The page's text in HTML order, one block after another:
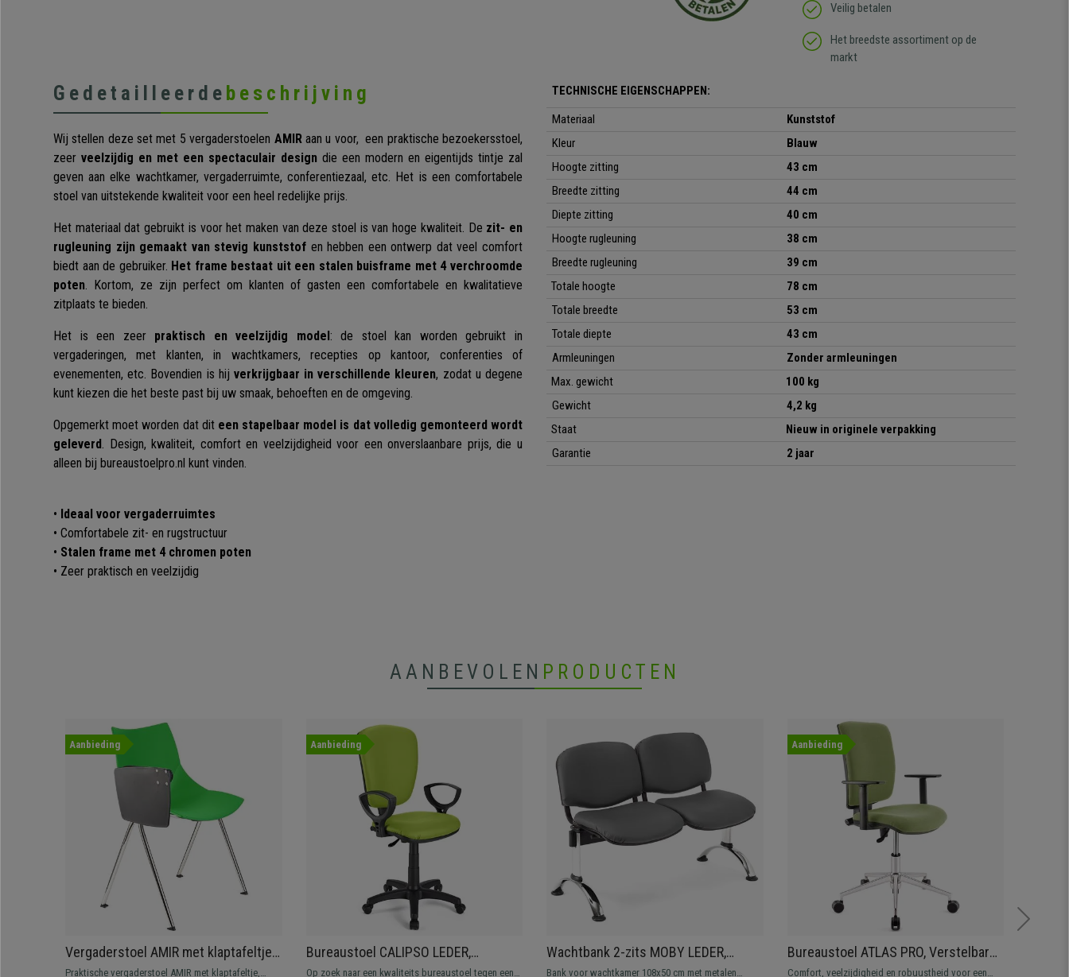
Veilig betalen
Het breedste assortiment op de
markt
Gedetailleerde beschrijving
Wij stellen deze set met 5 vergaderstoelen AMIRaan u voor, een praktische bezoekersstoel,
zeer veelzijdig en met een spectaculair design die een modern en eigentijds tintje zal
geven aan elke wachtkamer, vergaderruimte, conferentiezaal, etc. Het is een comfortabele
stoel van uitstekende kwaliteit voor een heel redelijke prijs.
Het materiaal dat gebruikt is voor het maken van deze stoel is van hoge kwaliteit. De zit- en
rugleuning zijn gemaakt van stevig kunststofen hebben een ontwerp dat veel comfort
biedt aan de gebruiker. Het frame bestaat uit een stalen buisframe met 4 verchroomde
poten. Kortom, ze zijn perfect om klanten of gasten een comfortabele en kwalitatieve
zitplaats te bieden.
Het is een zeerpraktisch en veelzijdig model: de stoel kan worden gebruikt in
vergaderingen, met klanten, in wachtkamers, recepties op kantoor, conferenties of
evenementen, etc. Bovendien is hij verkrijgbaar in verschillende kleuren, zodat u degene
kunt kiezen die het beste past bij uw smaak, behoeften en de omgeving.
Opgemerkt moet worden dat dit een stapelbaar model is dat volledig gemonteerd wordt
geleverd. Design, kwaliteit, comfort en veelzijdigheid voor een onverslaanbare prijs, die u
alleen bij bureaustoelpro.nl kunt vinden.
• Ideaal voor vergaderruimtes
• Comfortabele zit- en rugstructuur
• Stalen frame met 4 chromen poten
• Zeer praktisch en veelzijdig
TECHNISCHE EIGENSCHAPPEN:
Materiaal
Kunststof
Kleur
Blauw
Hoogte zitting
43 cm
Breedte zitting
44 cm
Diepte zitting
40 cm
Hoogte rugleuning
38 cm
Breedte rugleuning
39 cm
Totale hoogte
78 cm
Totale breedte
53 cm
Totale diepte
43 cm
Armleuningen
Zonder armleuningen
Max. gewicht
100 kg
Gewicht
4,2 kg
Staat
Nieuw in originele verpakking
Garantie
2 jaar
AANBEVOLEN PRODUCTEN
Aanbieding
Vergaderstoel AMIR met klaptafeltje,
Handig en Praktisch, Kleur Groen
Praktische vergaderstoel AMIR met klaptafeltje,
Aanbieding
Bureaustoel CALIPSO LEDER,
Verstelbare rugleuning,
Op zoek naar een kwaliteits bureaustoel tegen een
Wachtbank 2-zits MOBY LEDER,
Metalen Structuur, Dikke Vulling, Grijs
Bank voor wachtkamer 108x50 cm met metalen
Aanbieding
Bureaustoel ATLAS PRO, Verstelbare
Armleuningen en Rugleuning, Metalen
Comfort, veelzijdigheid en robuustheid voor een